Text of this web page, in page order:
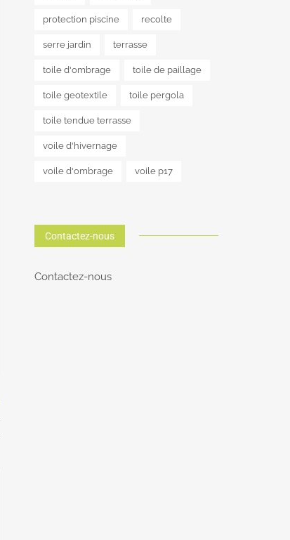
protection piscine recolte
serre jardin terrasse
toile d'ombrage toile de paillage
toile geotextile toile pergola
toile tendue terrasse
voile d'hivernage
voile d'ombrage voile p17
Contactez-nous
Contactez-nous